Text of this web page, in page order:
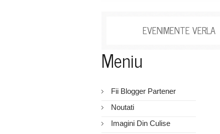
EVENIMENTE VERLA
Meniu
Fii Blogger Partener
Noutati
Imagini Din Culise